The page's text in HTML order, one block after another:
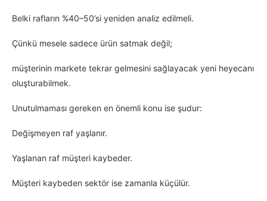
Belki rafların %40–50’si yeniden analiz edilmeli.
Çünkü mesele sadece ürün satmak değil;
müşterinin markete tekrar gelmesini sağlayacak yeni heyecanı
oluşturabilmek.
Unutulmaması gereken en önemli konu ise şudur:
Değişmeyen raf yaşlanır.
Yaşlanan raf müşteri kaybeder.
Müşteri kaybeden sektör ise zamanla küçülür.